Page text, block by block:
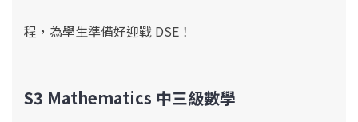
程， 為學生準備好迎戰 DSE！
S3 Mathematics 中三級數學